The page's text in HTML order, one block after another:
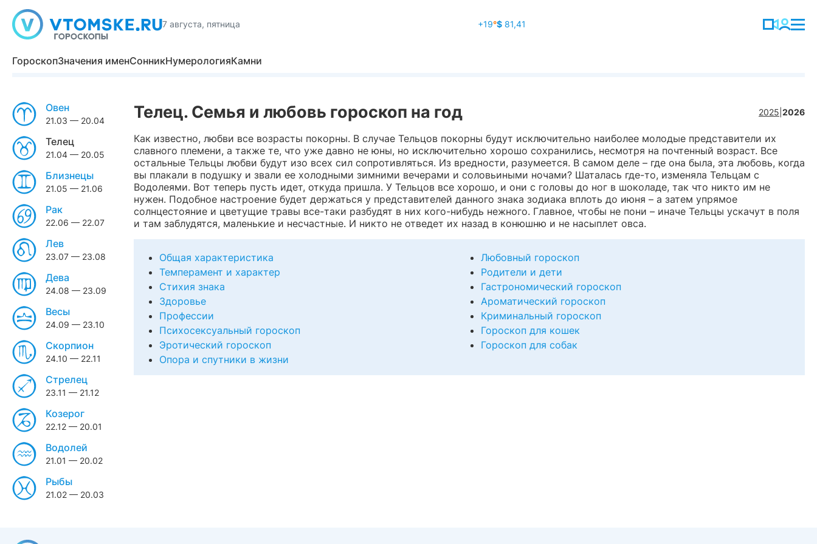
7 августа, пятница +19°$81,41
ГороскопЗначения именСонникНумерологияКамни
Овен
21.03 — 20.04
Телец
21.04 — 20.05
Близнецы
21.05 — 21.06
Рак
22.06 — 22.07
Лев
23.07 — 23.08
Дева
24.08 — 23.09
Весы
24.09 — 23.10
Скорпион
24.10 — 22.11
Стрелец
23.11 — 21.12
Козерог
22.12 — 20.01
Водолей
21.01 — 20.02
Рыбы
21.02 — 20.03
Телец. Семья и любовь гороскоп на год 2025 2026
Как известно, любви все возрасты покорны. В случае Тельцов покорны будут исключительно наиболее молодые представители их
славного племени, а также те, что уже давно не юны, но исключительно хорошо сохранились, несмотря на почтенный возраст. Все
остальные Тельцы любви будут изо всех сил сопротивляться. Из вредности, разумеется. В самом деле – где она была, эта любовь, когда
вы плакали в подушку и звали ее холодными зимними вечерами и соловьиными ночами? Шаталась где-то, изменяла Тельцам с
Водолеями. Вот теперь пусть идет, откуда пришла. У Тельцов все хорошо, и они с головы до ног в шоколаде, так что никто им не
нужен. Подобное настроение будет держаться у представителей данного знака зодиака вплоть до июня – а затем упрямое
солнцестояние и цветущие травы все-таки разбудят в них кого-нибудь нежного. Главное, чтобы не пони – иначе Тельцы ускачут в поля
и там заблудятся, маленькие и несчастные. И никто не отведет их назад в конюшню и не насыплет овса.
Общая характеристика
Темперамент и характер
Стихия знака
Здоровье
Профессии
Психосексуальный гороскоп
Эротический гороскоп
Опора и спутники в жизни
Любовный гороскоп
Родители и дети
Гастрономический гороскоп
Ароматический гороскоп
Криминальный гороскоп
Гороскоп для кошек
Гороскоп для собак